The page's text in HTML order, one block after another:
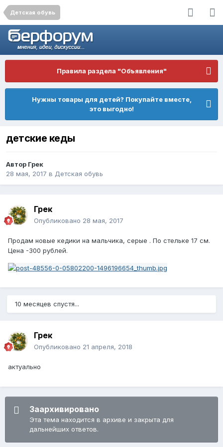
Детская обувь
Правила раздела "Объявления"
Нужны товары для детей? Покупайте вместе,
это выгодно!
детские кеды
Автор Грек
28 мая, 2017 в Детская обувь
Грек
Опубликовано 28 мая, 2017
Продам новые кедики на мальчика, серые . По стельке 17 см.
Цена -300 рублей.
10 месяцев спустя...
Грек
Опубликовано 21 апреля, 2018
актуально
Заархивировано
Эта тема находится в архиве и закрыта для
дальнейших ответов.